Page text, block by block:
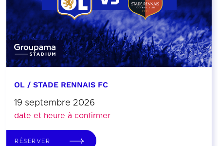
OL / STADE RENNAIS FC
19 septembre 2026
date et heure à confirmer
RÉSERVER